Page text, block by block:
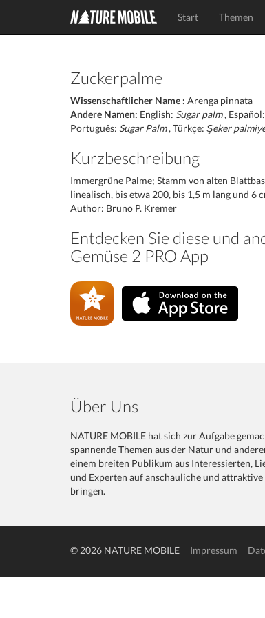
Start Themen
Zuckerpalme
Wissenschaftlicher Name : Arenga pinnata
Andere Namen: English: Sugar palm, Español:
Português: Sugar Palm, Türkçe: Şeker
Kurzbeschreibung
Immergrüne Palme; Stamm von alten
linealisch, bis etwa 200, bis 1,5 m lang und
Author: Bruno P. Kremer
Entdecken Sie diese und
Gemüse 2 PRO App
Über Uns
NATURE MOBILE hat sich zur Aufgabe
spannende Themen aus der Natur und
einem breiten Publikum aus Interessierten,
und Experten auf anschauliche und
bringen.
© 2026 NATURE MOBILE Impressum